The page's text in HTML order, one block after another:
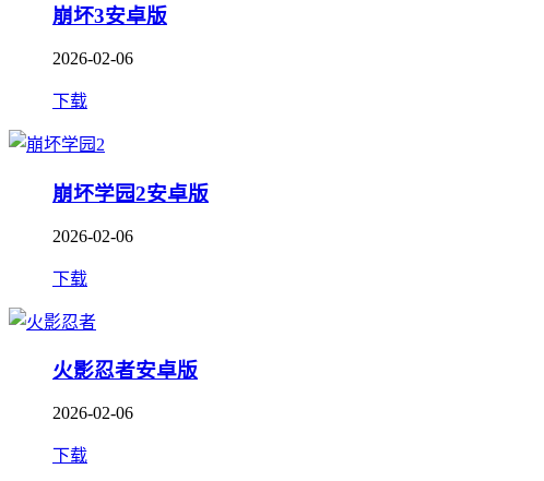
崩坏3安卓版
2026-02-06
下载
崩坏学园2安卓版
2026-02-06
下载
火影忍者安卓版
2026-02-06
下载